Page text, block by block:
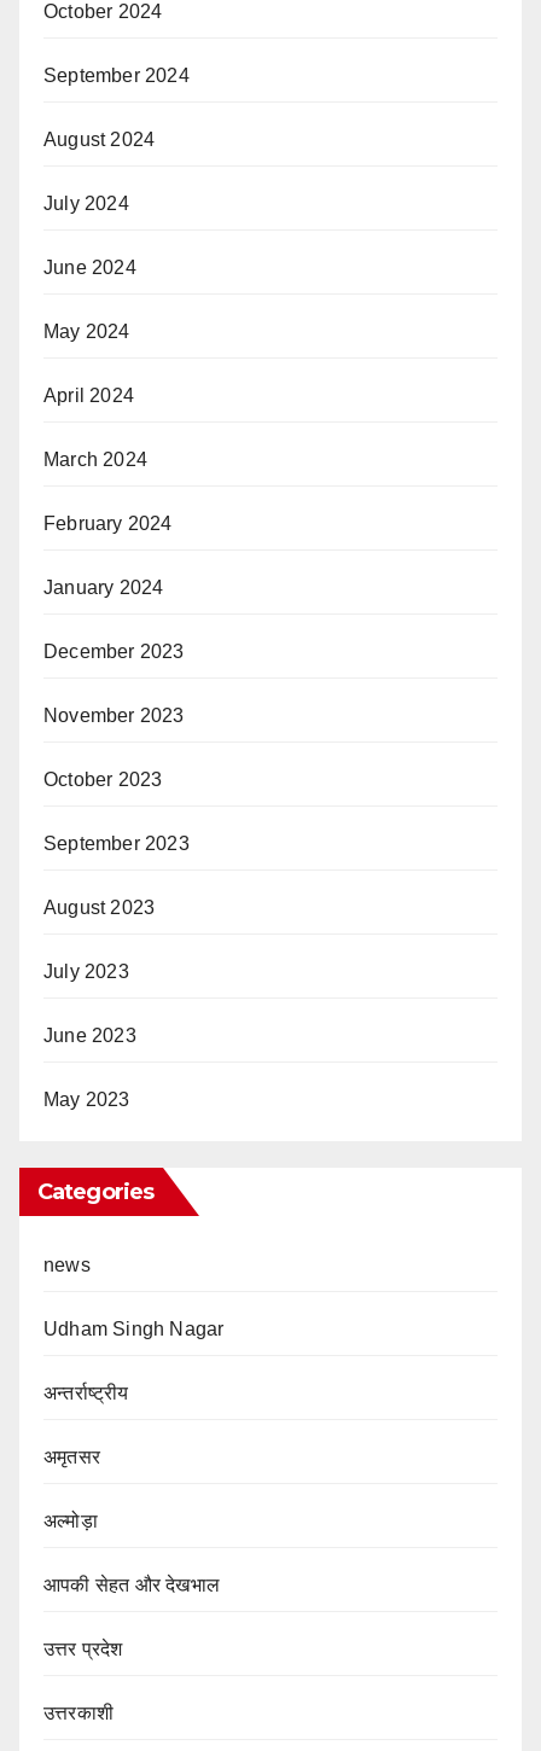
October 2024
September 2024
August 2024
July 2024
June 2024
May 2024
April 2024
March 2024
February 2024
January 2024
December 2023
November 2023
October 2023
September 2023
August 2023
July 2023
June 2023
May 2023
Categories
news
Udham Singh Nagar
अन्तर्राष्ट्रीय
अमृतसर
अल्मोड़ा
आपकी सेहत और देखभाल
उत्तर प्रदेश
उत्तरकाशी